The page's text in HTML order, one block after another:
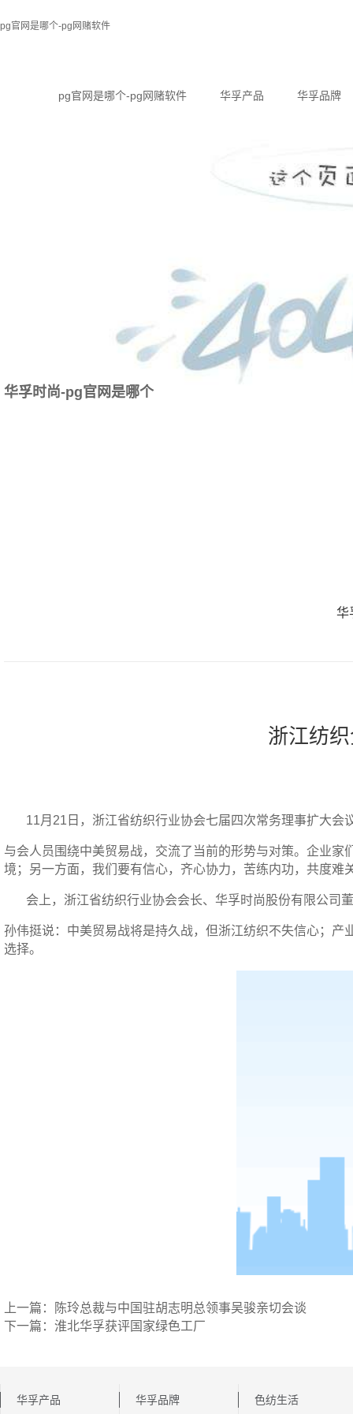
pg官网是哪个-pg网赌软件
pg官网是哪个-pg网赌软件 华孚产品 华孚品牌
华孚时尚-pg官网是哪个
华
浙江纺
11月 21 日，浙江省纺织行业协会七届四次常务理事扩大会
与会人员围绕中美贸易战，交流了当前的形势与对策。企业
境；另一方面，我们要有信心，齐心协力，苦练内功，共度难
会上，浙江省纺织行业协会会长、华孚时尚股份有限公司
孙伟挺说：中美贸易战将是持久战，但浙江纺织不失信心；
选择。
上一篇：陈玲总裁与中国驻胡志明总领事吴骏亲切会谈
下一篇：淮北华孚获评国家绿色工厂
华孚产品 华孚品牌 色纺生活